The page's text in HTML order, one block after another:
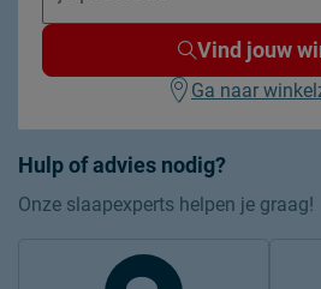
Hulp of advies nodig?
Onze slaapexperts helpen je graag!
Vind jouw
Ga naar